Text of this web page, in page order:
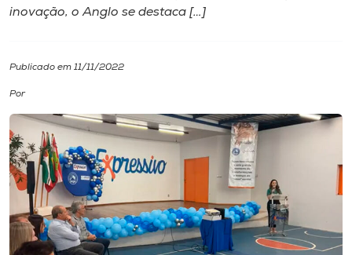
Internacionalização
Cultura
CPA
Biblioteca
inovação, o Anglo se destaca […]
Publicado em 11/11/2022
Por